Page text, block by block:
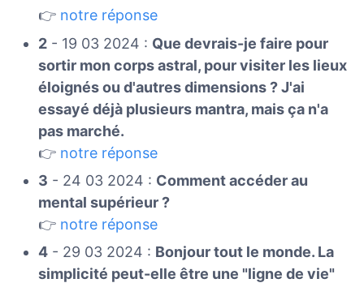
👉 notre réponse
2- 19 03 2024 : Que devrais-je faire pour
sortir mon corps astral, pour visiter les lieux
éloignés ou d'autres dimensions ? J'ai
essayé déjà plusieurs mantra, mais ça n'a
pas marché.
👉 notre réponse
3 - 24 03 2024 : Comment accéder au
mental supérieur ?
👉 notre réponse
4- 29 03 2024 : Bonjour tout le monde. La
simplicité peut-elle être une "ligne de vie"